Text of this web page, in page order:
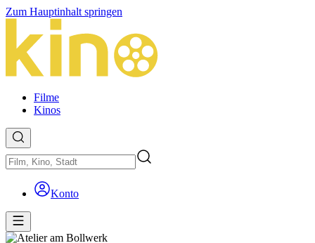
Zum Hauptinhalt springen
Filme
Kinos
Konto